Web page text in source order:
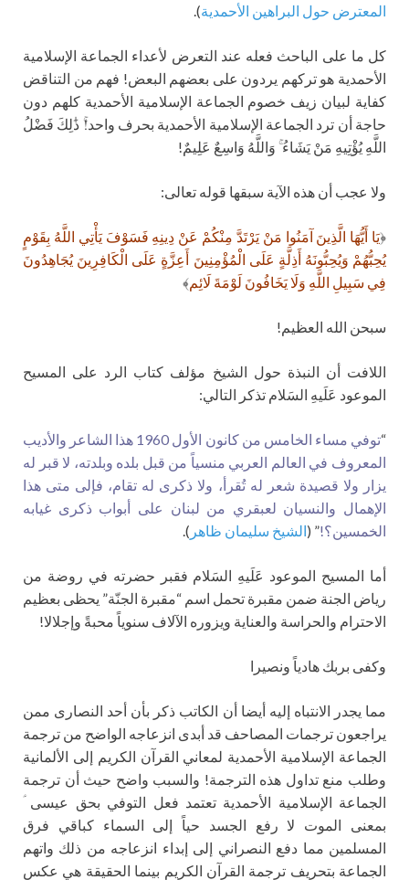
المعترض حول البراهين الأحمدية).
كل ما على الباحث فعله عند التعرض لأعداء الجماعة الإسلامية
الأحمدية هو تركهم يردون على بعضهم البعض! فهم من التناقض
كفاية لبيان زيف خصوم الجماعة الإسلامية الأحمدية كلهم دون
حاجة أن ترد الجماعة الإسلامية الأحمدية بحرف واحد!ۚ ذَٰلِكَ فَضْلُ
اللَّهِ يُؤْتِيهِ مَنْ يَشَاءُ ۚ وَاللَّهُ وَاسِعٌ عَلِيمٌ!
ولا عجب أن هذه الآية سبقها قوله تعالى:
﴿يَا أَيُّهَا الَّذِينَ آمَنُوا مَنْ يَرْتَدَّ مِنْكُمْ عَنْ دِينِهِ فَسَوْفَ يَأْتِي اللَّهُ بِقَوْمٍ
يُحِبُّهُمْ وَيُحِبُّونَهُ أَذِلَّةٍ عَلَى الْمُؤْمِنِينَ أَعِزَّةٍ عَلَى الْكَافِرِينَ يُجَاهِدُونَ
فِي سَبِيلِ اللَّهِ وَلَا يَخَافُونَ لَوْمَةَ لَائِم﴾
سبحن الله العظيم!
اللافت أن النبذة حول الشيخ مؤلف كتاب الرد على المسيح
الموعود عَلَيهِ السَلام تذكر التالي:
“
توفي مساء الخامس من كانون الأول 1960 هذا الشاعر والأديب
المعروف في العالم العربي منسياً من قبل بلده وبلدته، لا قبر له
يزار ولا قصيدة شعر له تُقرأ، ولا ذكرى له تقام، فإلى متى هذا
الإهمال والنسيان لعبقري من لبنان على أبواب ذكرى غيابه
الخمسين؟!” (الشيخ سليمان ظاهر ).
أما المسيح الموعود عَلَيهِ السَلام فقبر حضرته في روضة من
رياض الجنة ضمن مقبرة تحمل اسم “مقبرة الجنّة” يحظى بعظيم
الاحترام والحراسة والعناية ويزوره الآلاف سنوياً محبةً وإجلالا!
وكفى بربك هادياً ونصيرا
مما يجدر الانتباه إليه أيضا أن ‏الكاتب ذكر بأن أحد النصارى ممن
يراجعون ترجمات المصاحف قد أبدى انزعاجه الواضح من ترجمة
الجماعة الإسلامية الأحمدية لمعاني القرآن الكريم إلى الألمانية
وطلب منع تداول هذه الترجمة! والسبب واضح حيث أن ترجمة
الجماعة الإسلامية الأحمدية تعتمد فعل التوفي بحق عيسى ؑ
بمعنى الموت لا رفع الجسد حياً إلى السماء كباقي فرق
المسلمين مما دفع النصراني إلى إبداء انزعاجه من ذلك واتهم
الجماعة بتحريف ترجمة القرآن الكريم بينما الحقيقة هي عكس